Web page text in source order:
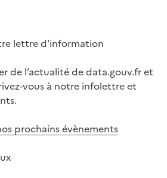
lettre d'information
de l’actualité de data.gouv.fr et
vous à notre infolettre et
prochains évènements